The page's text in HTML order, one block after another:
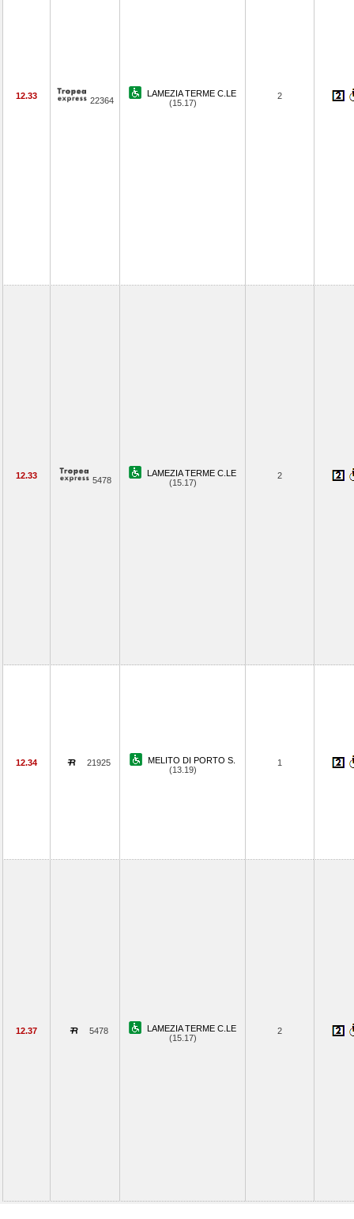
12.33 22364
LAMEZIA TERME C.LE
(15.17)
2
12.33 5478
LAMEZIA TERME C.LE
(15.17)
2
12.34 21925
MELITO DI PORTO S.
(13.19)
1
12.37 5478
LAMEZIA TERME C.LE
(15.17)
2